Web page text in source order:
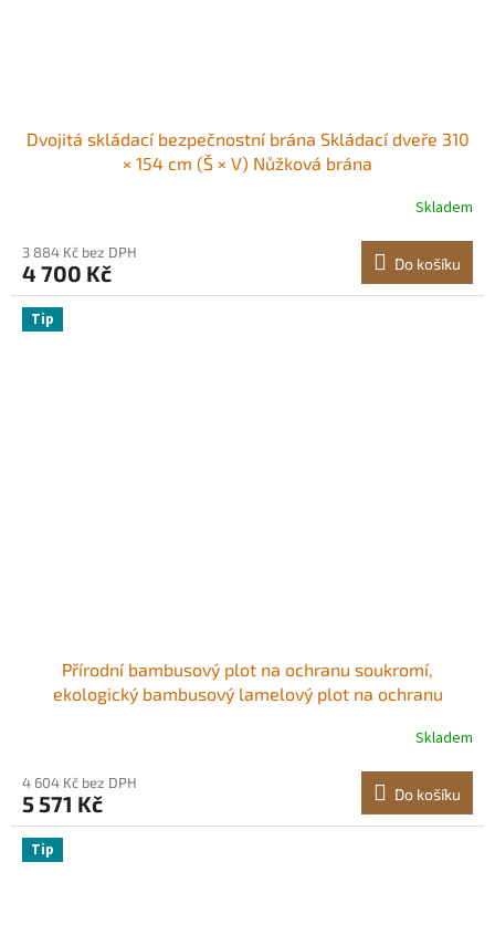
Dvojitá skládací bezpečnostní brána Skládací dveře 310
× 154 cm (Š × V) Nůžková brána
Skladem
3 884 Kč bez DPH
4 700 Kč Do košíku
Tip
Přírodní bambusový plot na ochranu soukromí,
ekologický bambusový lamelový plot na ochranu
panel, pro zahradu, dvorek, balkon, terasu, u bazénu
Skladem
4 604 Kč bez DPH
5 571 Kč Do košíku
Tip